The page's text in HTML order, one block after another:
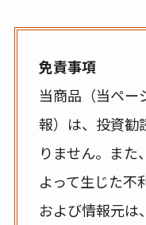
免責事項
当商品（当ペー
報）は、投資勧
りません。また
よって生じた不
および情報元は